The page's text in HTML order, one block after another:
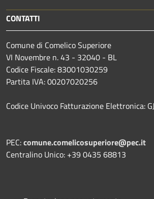
CONTATTI
Comune di Comelico Superiore
VI Novembre n. 43 - 32040 - BL
Codice Fiscale: 83001030259
Partita IVA: 00207020256
Codice Univoco Fatturazione Elettronica:
PEC:comune.comelicosuperiore@pec.it
Centralino Unico: +39 0435 68813